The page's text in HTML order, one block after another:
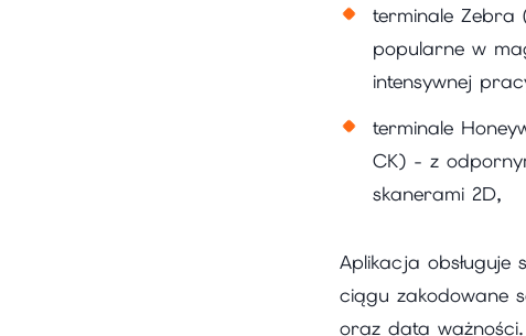
terminale
popularne w
intensywnej
terminale
CK) - z
skanerami 2D,
Aplikacja obsługuje
ciągu zakodowane
oraz data